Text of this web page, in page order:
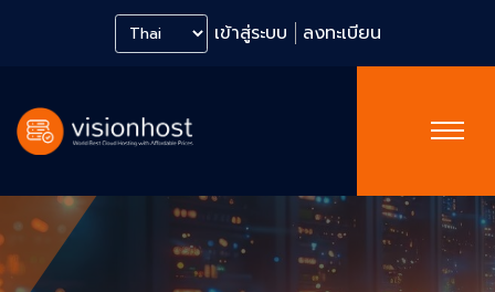
เข้าสู่ระบบ ลงทะเบียน